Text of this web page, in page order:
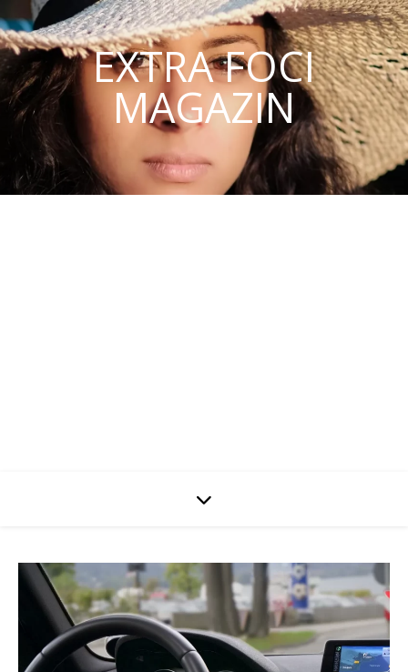
EXTRA FOCI
MAGAZIN